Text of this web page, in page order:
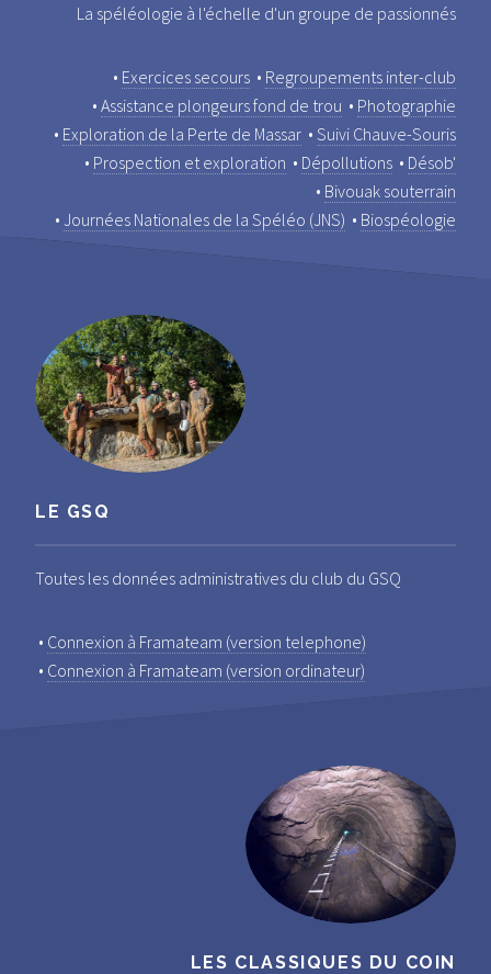
La spéléologie à l'échelle d'un groupe de passionnés
• Exercices secours • Regroupements inter-club
• Assistance plongeurs fond de trou • Photographie
• Exploration de la Perte de Massar • Suivi Chauve-Souris
• Prospection et exploration • Dépollutions • Désob'
• Bivouak souterrain
• Journées Nationales de la Spéléo (JNS) • Biospéologie
LE GSQ
Toutes les données administratives du club du GSQ
• Connexion à Framateam (version telephone)
• Connexion à Framateam (version ordinateur)
LES CLASSIQUES DU COIN